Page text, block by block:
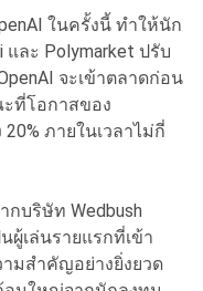
ในครั้งนี้ ทำให้นัก
ละ Polymarket ปรับ
จะเข้าตลาดก่อน
ที่โอกาสของ
20% ภายในเวลาไม่กี่
กบริษัท Wedbush
ผู้เล่นรายแรกที่เข้า
มสำคัญอย่างยิ่งยวด